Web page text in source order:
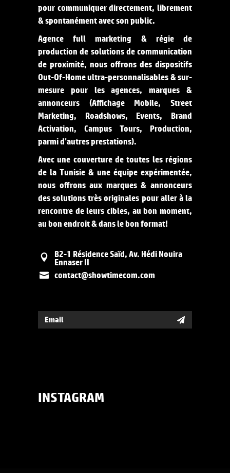
pour communiquer directement, librement
& spontanément avec son public.
Agence full marketing & régie de
production de solutions de communication
de proximité, nous offrons des dispositifs
Out-Of-Home ultra-personnalisables & sur-
mesure pour les agences, marques &
annonceurs (Affichage Mobile, Street
Marketing, Roadshows, Events, Brand
Activation, Campus Tours, Production,
parmi d’autres prestations).
Avec une couverture de toutes les régions
de la Tunisie & une équipe expérimentée,
nous offrons aux marques & annonceurs
des solutions très originales pour aller à la
rencontre de leurs cibles, au bon moment,
au bon endroit & dans le bon format!
B2-1 Résidence Saïd, Av. Hédi Nouira
Ennaser II
contact@showtimecom.com
INSTAGRAM